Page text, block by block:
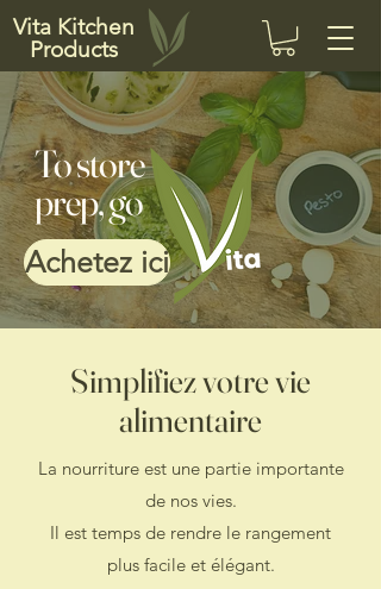
Vita Kitchen
Products
To store
prep, go
Achetez ici
Simplifiez votre vie
alimentaire
La nourriture est une partie importante
de nos vies.
Il est temps de rendre le rangement
plus facile et élégant.